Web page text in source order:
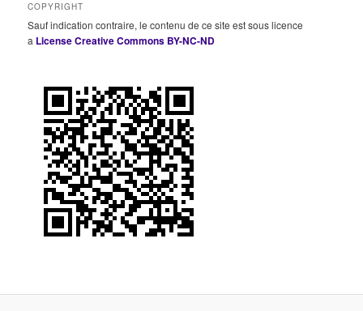
COPYRIGHT
Sauf indication contraire, le contenu de ce site est sous licence
a License Creative Commons BY-NC-ND